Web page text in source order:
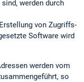
werden durch
von Zugriffs­
Software wird
werden vom
so